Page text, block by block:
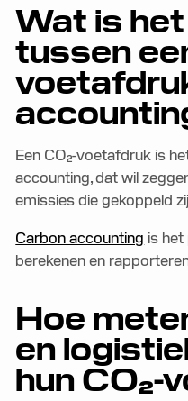
Wat is
tussen
Een CO₂-voetafdruk is
accounting, dat wil
emissies die gekoppeld
Carbon accounting is
berekenen en
Hoe
en
hun CO₂-